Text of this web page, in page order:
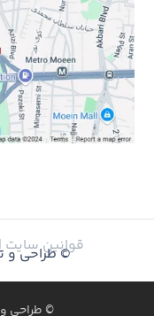
قوانین سایت |
© طراحی
© طراحی